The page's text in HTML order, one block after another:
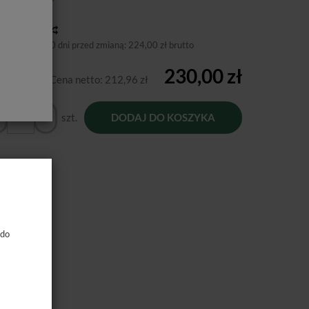
cena 30 dni przed zmianą: 224,00 zł brutto
Cena netto: 212,96 zł 230,00 zł
szt. DODAJ DO KOSZYKA